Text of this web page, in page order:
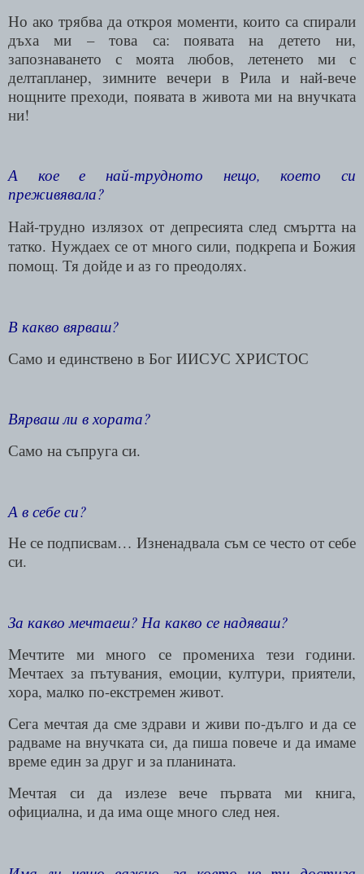
Но ако трябва да откроя моменти, които са спирали
дъха ми – това са:
появата на детето ни,
запознаването с моята любов, летенето ми с
делтапланер, зимните вечери в Рила и най-вече
нощните преходи, появата в живота ми на внучката
ни!
А кое е най-трудното нещо, което си
преживявала?
Най-трудно излязох от депресията след смъртта на
татко. Нуждаех се от много сили, подкрепа и Божия
помощ. Тя дойде и аз го преодолях.
В какво вярваш?
Само и единствено в Бог ИИСУС ХРИСТОС
Вярваш ли в хората?
Само на съпруга си.
А в себе си?
Не се подписвам… Изненадвала съм се често от себе
си.
За какво мечтаеш? На какво се надяваш?
Мечтите ми много се промениха тези години.
Мечтаех за пътувания, емоции, култури, приятели,
хора, малко по-екстремен живот.
Сега мечтая да сме здрави и живи по-дълго и да се
радваме на внучката си, да пиша повече и да имаме
време един за друг и за планината.
Мечтая си да излезе вече първата ми книга,
официална, и да има още много след нея.